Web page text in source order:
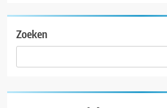
Zoeken